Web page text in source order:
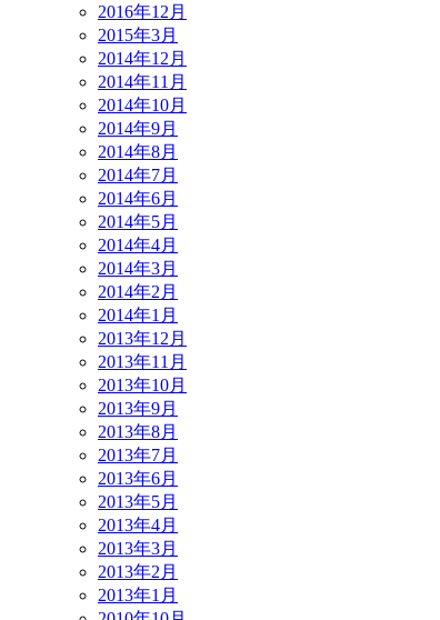
2016年12月
2015年3月
2014年12月
2014年11月
2014年10月
2014年9月
2014年8月
2014年7月
2014年6月
2014年5月
2014年4月
2014年3月
2014年2月
2014年1月
2013年12月
2013年11月
2013年10月
2013年9月
2013年8月
2013年7月
2013年6月
2013年5月
2013年4月
2013年3月
2013年2月
2013年1月